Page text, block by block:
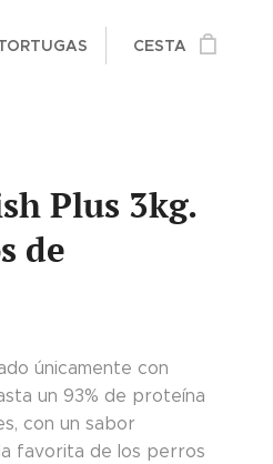
CESTA
Plus 3kg.
de
únicamente con
un 93% de proteína
con un sabor
favorita de los perros